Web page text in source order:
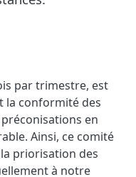
par trimestre, est
la conformité des
en
Ainsi, ce comité
priorisation des
à notre